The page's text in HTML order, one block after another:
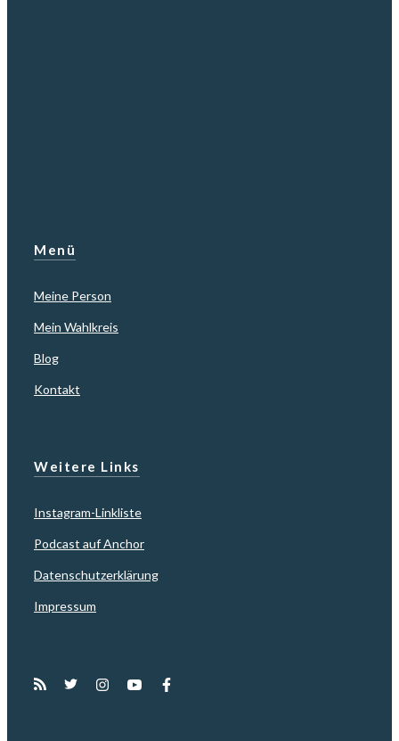
Menü
Meine Person
Mein Wahlkreis
Blog
Kontakt
Weitere Links
Instagram-Linkliste
Podcast auf Anchor
Datenschutzerklärung
Impressum